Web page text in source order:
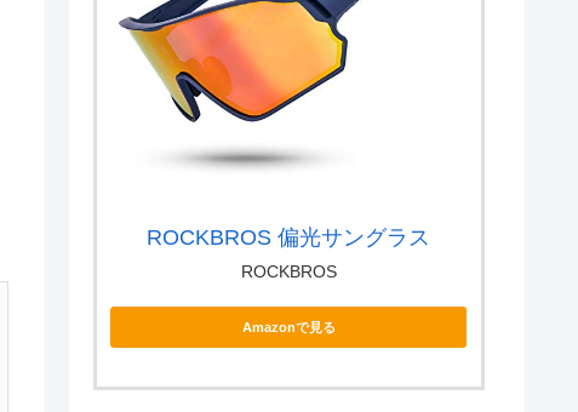
ROCKBROS 偏光サングラス
ROCKBROS
Amazonで見る